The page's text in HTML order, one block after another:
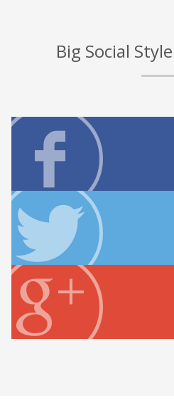
Big Social